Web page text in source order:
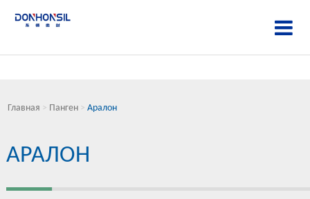
Главная > Панген >Аралон
АРАЛОН